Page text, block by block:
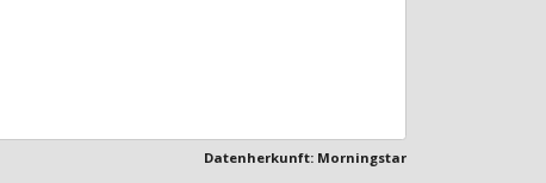
Datenherkunft: Morningstar